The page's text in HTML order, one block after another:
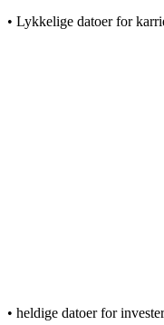
• Lykkelige datoer for
• heldige datoer for